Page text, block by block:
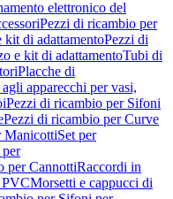
elettronico del
Pezzi di ricambio per
di adattamentoPezzi di
e kit di adattamentoTubi di
Placche di
apparecchi per vasi,
Pezzi di ricambio per Sifoni
Pezzi di ricambio per Curve
ManicottiSet per
per CannottiRaccordi in
PVCMorsetti e cappucci di